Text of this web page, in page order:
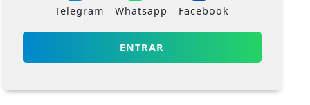
Telegram Whatsapp Facebook
ENTRAR